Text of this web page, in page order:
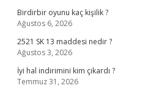
Birdirbir oyunu kaç kişilik ?
Ağustos 6, 2026
2521 SK 13 maddesi nedir ?
Ağustos 3, 2026
İyi hal indirimini kim çıkardı ?
Temmuz 31, 2026